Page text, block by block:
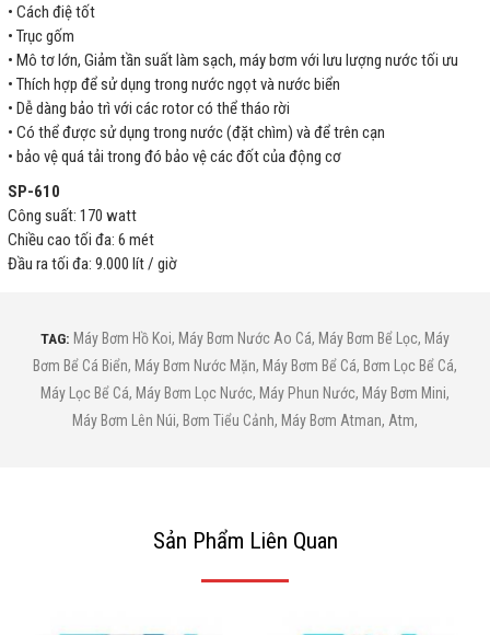
• Cách điệ tốt
• Trục gốm
• Mô tơ lớn, Giảm tần suất làm sạch, máy bơm với lưu lượng nước tối ưu
• Thích hợp để sử dụng trong nước ngọt và nước biển
• Dễ dàng bảo trì với các rotor có thể tháo rời
• Có thể được sử dụng trong nước (đặt chìm) và để trên cạn
• bảo vệ quá tải trong đó bảo vệ các đốt của động cơ
SP-610
Công suất: 170 watt
Chiều cao tối đa: 6 mét
Đầu ra tối đa: 9.000 lít / giờ
TAG: Máy Bơm Hồ Koi, Máy Bơm Nước Ao Cá, Máy Bơm Bể Lọc, Máy
Bơm Bể Cá Biển, Máy Bơm Nước Mặn, Máy Bơm Bể Cá, Bơm Lọc Bể Cá,
Máy Lọc Bể Cá, Máy Bơm Lọc Nước, Máy Phun Nước, Máy Bơm Mini,
Máy Bơm Lên Núi, Bơm Tiểu Cảnh, Máy Bơm Atman, Atm,
Sản Phẩm Liên Quan